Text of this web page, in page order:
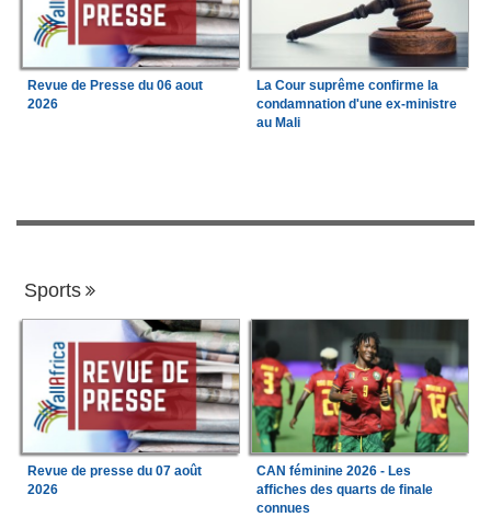
Revue de Presse du 06 aout
2026
La Cour suprême confirme la
condamnation d'une ex-ministre
au Mali
Sports
Revue de presse du 07 août
2026
CAN féminine 2026 - Les
affiches des quarts de finale
connues